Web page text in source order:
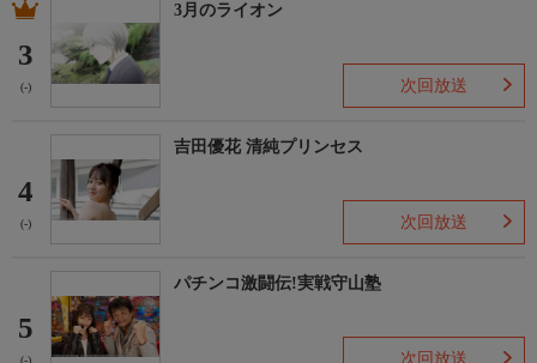
3
(-)
3月のライオン
次回放送
4
(-)
吉田優花 清純プリンセス
次回放送
5
パチンコ激闘伝!実戦守山塾
次回放送